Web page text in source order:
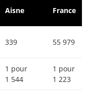
Aisne France
339 55 979
1 pour
1 544
1 pour
1 223